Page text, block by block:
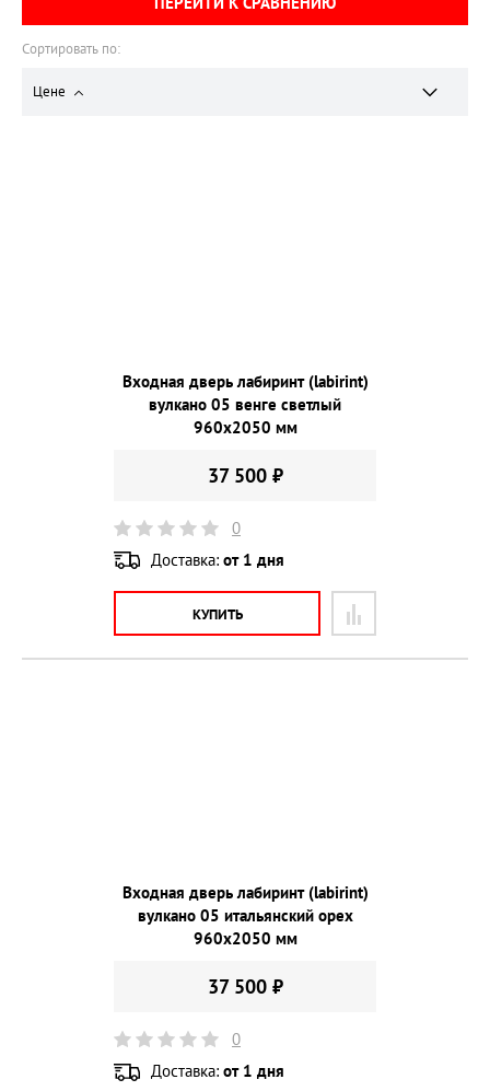
Сортировать по:
Цене
Входная дверь лабиринт (labirint)
вулкано 05 венге светлый
960х2050 мм
37 500 ₽
0
Доставка: от 1 дня
КУПИТЬ
Входная дверь лабиринт (labirint)
вулкано 05 итальянский орех
960х2050 мм
37 500 ₽
0
Доставка: от 1 дня